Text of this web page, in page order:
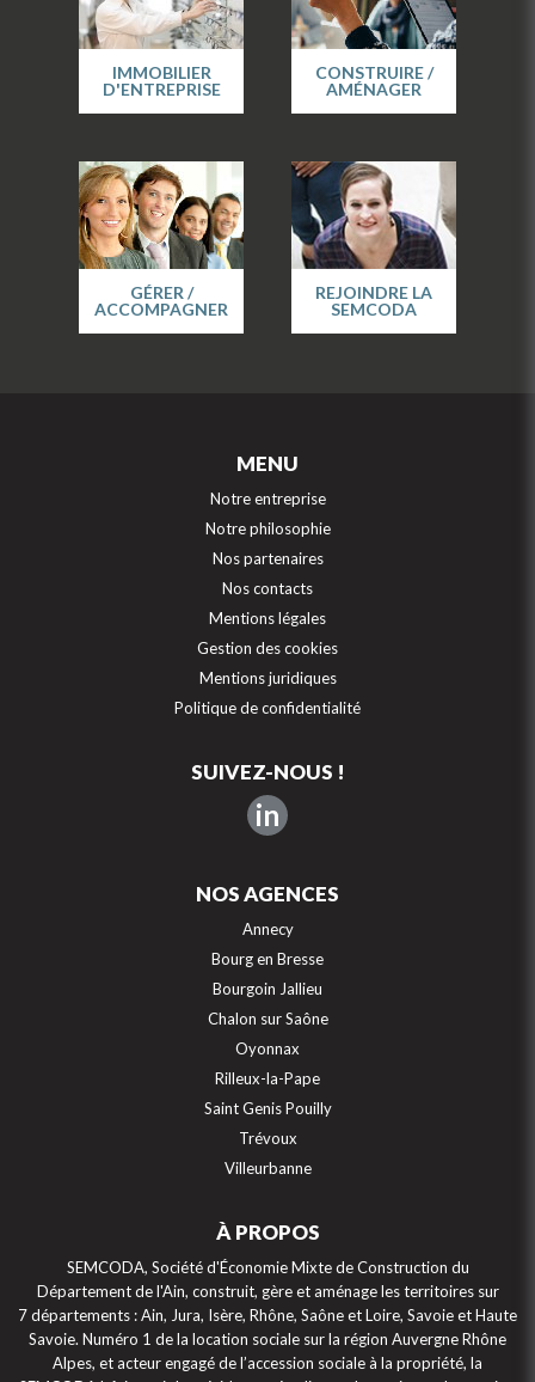
IMMOBILIER
D'ENTREPRISE
CONSTRUIRE /
AMÉNAGER
GÉRER /
ACCOMPAGNER
REJOINDRE LA
SEMCODA
MENU
Notre entreprise
Notre philosophie
Nos partenaires
Nos contacts
Mentions légales
Gestion des cookies
Mentions juridiques
Politique de confidentialité
SUIVEZ-NOUS !
in
NOS AGENCES
Annecy
Bourg en Bresse
Bourgoin Jallieu
Chalon sur Saône
Oyonnax
Rilleux-la-Pape
Saint Genis Pouilly
Trévoux
Villeurbanne
À PROPOS
SEMCODA, Société d'Économie Mixte de Construction du
Département de l'Ain, construit, gère et aménage les territoires sur
7 départements : Ain, Jura, Isère, Rhône, Saône et Loire, Savoie et Haute
Savoie. Numéro 1 de la location sociale sur la région Auvergne Rhône
Alpes, et acteur engagé de l’accession sociale à la propriété, la